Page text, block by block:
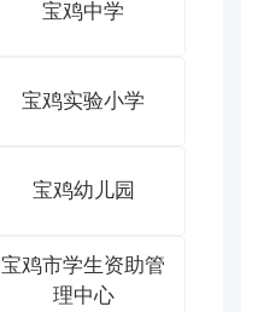
宝鸡中学
宝鸡实验小学
宝鸡幼儿园
宝鸡市学生资助管
理中心